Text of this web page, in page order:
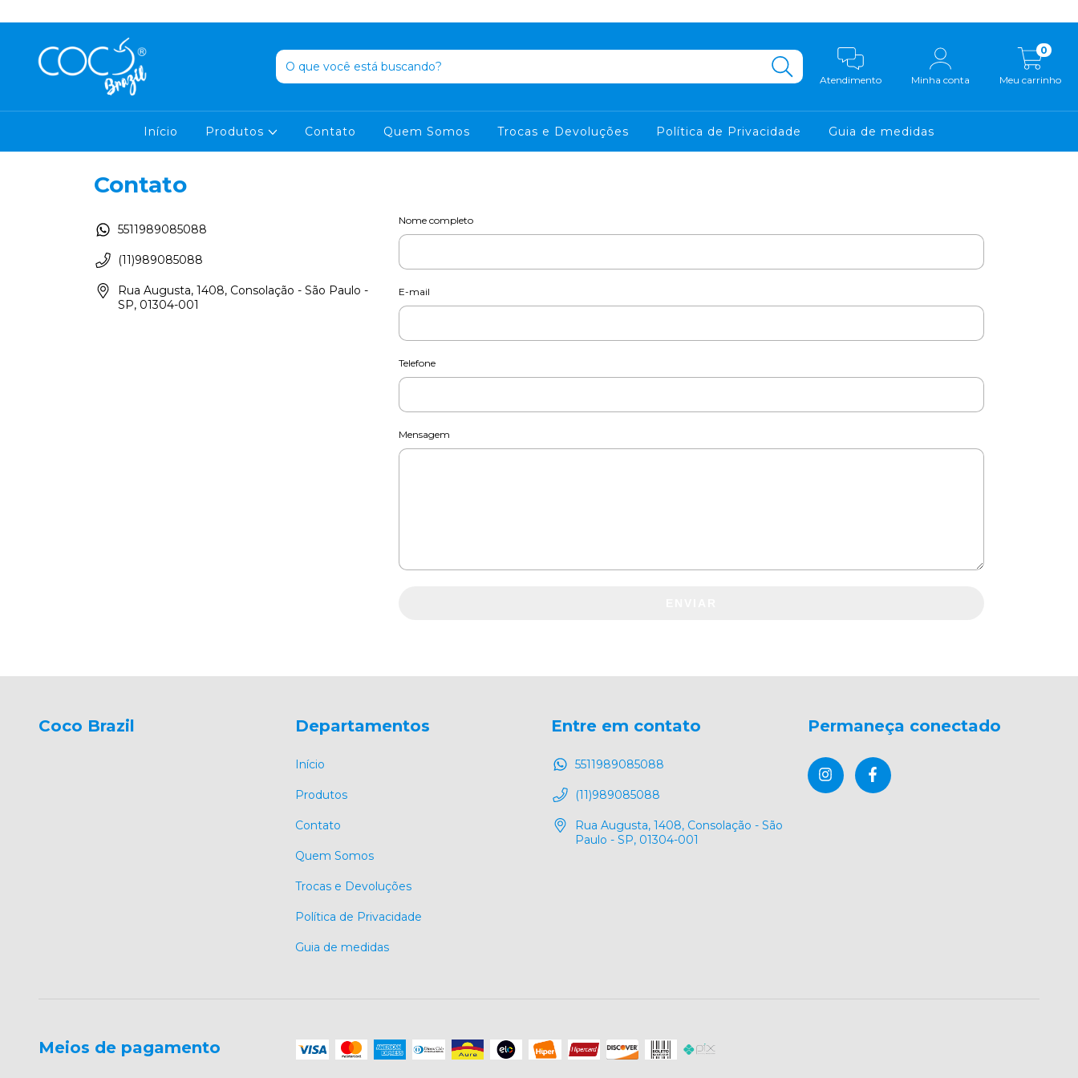
Atendimento Minha conta Meu carrinho
0
Início Produtos Contato Quem Somos Trocas e Devoluções Política de Privacidade Guia de medidas
Contato
5511989085088
(11)989085088
Rua Augusta, 1408, Consolação - São Paulo -
SP, 01304-001
Nome completo
E-mail
Telefone
Mensagem
Coco Brazil Departamentos
Início
Produtos
Contato
Quem Somos
Trocas e Devoluções
Política de Privacidade
Guia de medidas
Entre em contato
5511989085088
(11)989085088
Rua Augusta, 1408, Consolação - São
Paulo - SP, 01304-001
Permaneça conectado
Meios de pagamento